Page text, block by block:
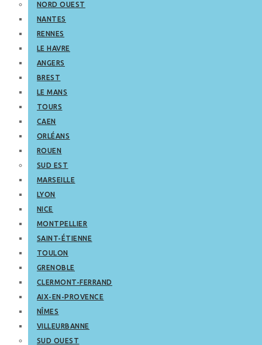
NORD OUEST
NANTES
RENNES
LE HAVRE
ANGERS
BREST
LE MANS
TOURS
CAEN
ORLÉANS
ROUEN
SUD EST
MARSEILLE
LYON
NICE
MONTPELLIER
SAINT-ÉTIENNE
TOULON
GRENOBLE
CLERMONT-FERRAND
AIX-EN-PROVENCE
NÎMES
VILLEURBANNE
SUD OUEST